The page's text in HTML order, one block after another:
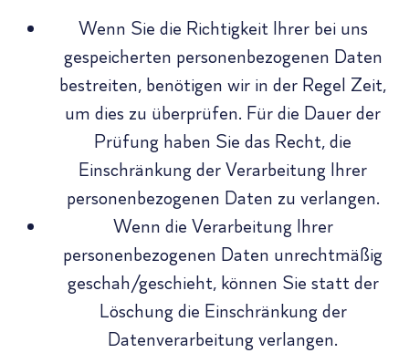
Wenn Sie die Richtigkeit Ihrer bei uns
gespeicherten personenbezogenen Daten
bestreiten, benötigen wir in der Regel Zeit,
um dies zu überprüfen. Für die Dauer der
Prüfung haben Sie das Recht, die
Einschränkung der Verarbeitung Ihrer
personenbezogenen Daten zu verlangen.
Wenn die Verarbeitung Ihrer
personenbezogenen Daten unrechtmäßig
geschah/geschieht, können Sie statt der
Löschung die Einschränkung der
Datenverarbeitung verlangen.